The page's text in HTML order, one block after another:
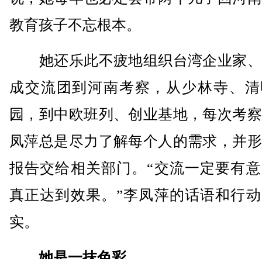
教育孩子不忘根本。
她还乐此不疲地组织台湾企业家
成交流团到河南考察，从少林寺、
园，到中欧班列、创业基地，每次考
凤萍总是尽力了解每个人的需求，并
报告交给相关部门。“交流一定要有
真正达到效果。”李凤萍的话语和行
实。